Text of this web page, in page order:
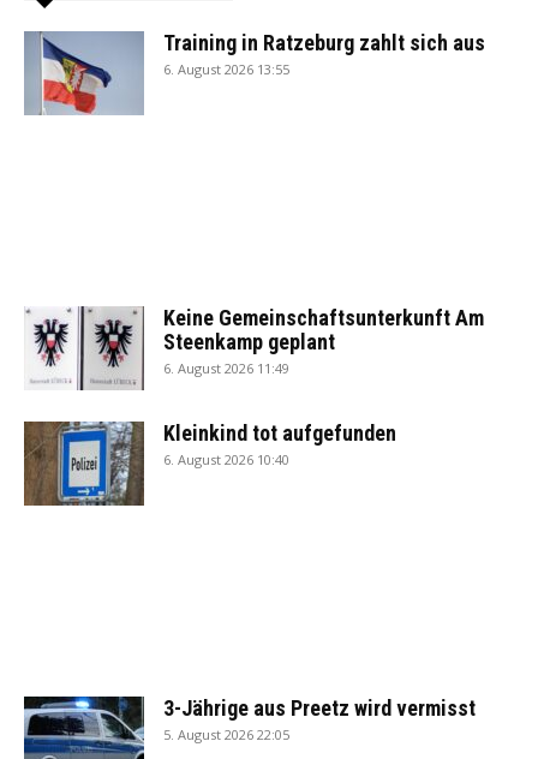
Training in Ratzeburg zahlt sich aus
6. August 2026 13:55
Keine Gemeinschaftsunterkunft Am
Steenkamp geplant
6. August 2026 11:49
Kleinkind tot aufgefunden
6. August 2026 10:40
3-Jährige aus Preetz wird vermisst
5. August 2026 22:05